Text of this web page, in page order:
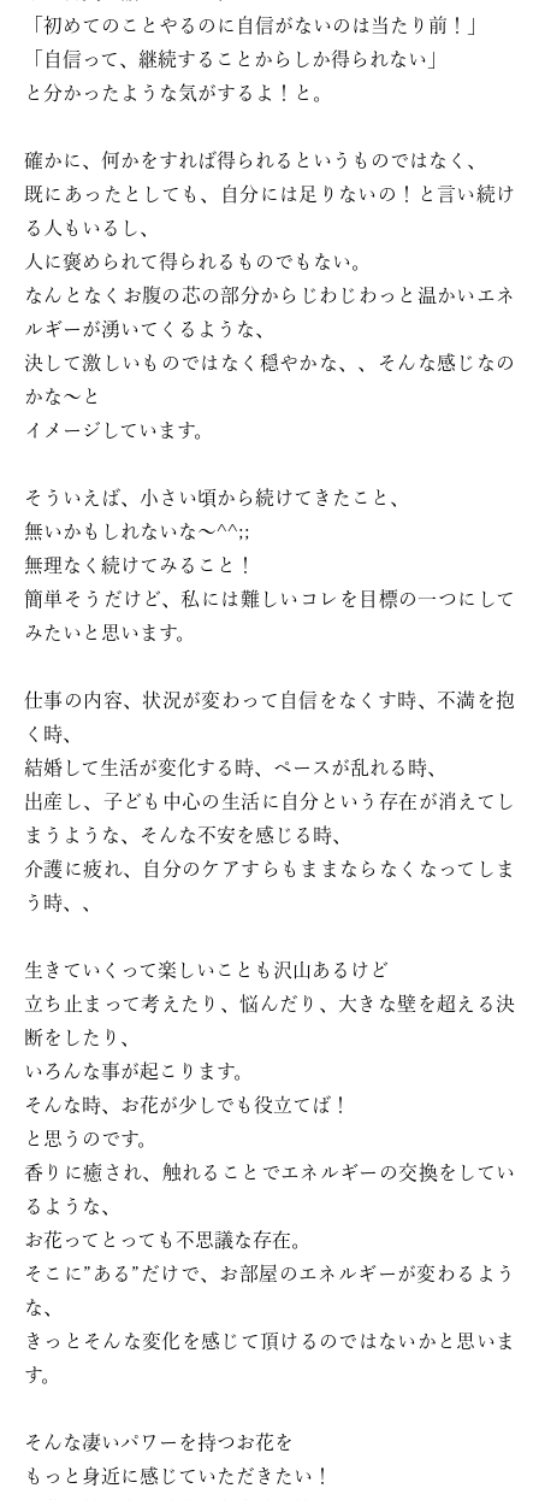
「初めてのことやるのに自信がないのは当たり前！」
「自信って、継続することからしか得られない」
と分かったような気がするよ！と。
確かに、何かをすれば得られるというものではなく、
既にあったとしても、自分には足りないの！と言い続け
る人もいるし、
人に褒められて得られるものでもない。
なんとなくお腹の芯の部分からじわじわっと温かいエネ
ルギーが湧いてくるような、
決して激しいものではなく穏やかな、、そんな感じなの
かな〜と
イメージしています。
そういえば、小さい頃から続けてきたこと、
無いかもしれないな〜^^;;
無理なく続けてみること！
簡単そうだけど、私には難しいコレを目標の一つにして
みたいと思います。
仕事の内容、状況が変わって自信をなくす時、不満を抱
く時、
結婚して生活が変化する時、ペースが乱れる時、
出産し、子ども中心の生活に自分という存在が消えてし
まうような、そんな不安を感じる時、
介護に疲れ、自分のケアすらもままならなくなってしま
う時、、
生きていくって楽しいことも沢山あるけど
立ち止まって考えたり、悩んだり、大きな壁を超える決
断をしたり、
いろんな事が起こります。
そんな時、お花が少しでも役立てば！
と思うのです。
香りに癒され、触れることでエネルギーの交換をしてい
るような、
お花ってとっても不思議な存在。
そこに”ある”だけで、お部屋のエネルギーが変わるよう
な、
きっとそんな変化を感じて頂けるのではないかと思いま
す。
そんな凄いパワーを持つお花を
もっと身近に感じていただきたい！